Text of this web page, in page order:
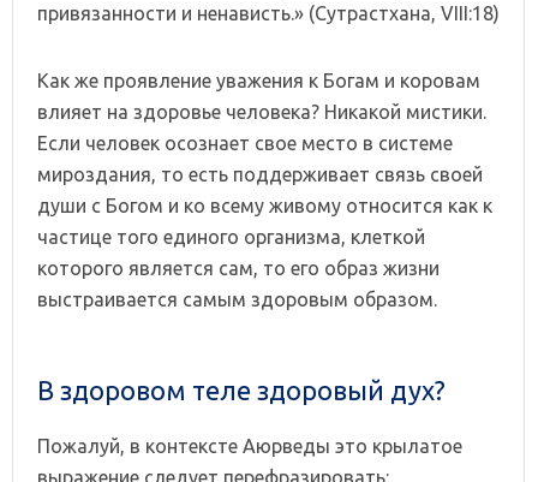
привязанности и ненависть.» (Сутрастхана, VIII:18)
Как же проявление уважения к Богам и коровам
влияет на здоровье человека? Никакой мистики.
Если человек осознает свое место в системе
мироздания, то есть поддерживает связь своей
души с Богом и ко всему живому относится как к
частице того единого организма, клеткой
которого является сам, то его образ жизни
выстраивается самым здоровым образом.
В здоровом теле здоровый дух?
Пожалуй, в контексте Аюрведы это крылатое
выражение следует перефразировать: